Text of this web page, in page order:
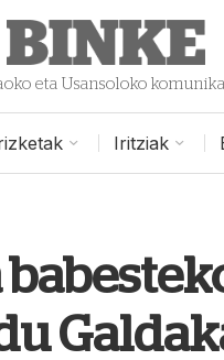
eta Usansoloko
Iritziak